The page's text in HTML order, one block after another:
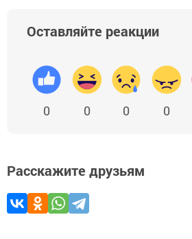
Оставляйте реакции
0 0 0 0
Расскажите друзьям